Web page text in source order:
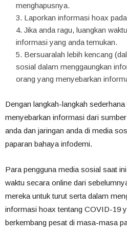
menghapusnya.
Laporkan informasi hoax
Jika anda ragu, luangkan
informasi yang anda temukan.
Bersuaralah lebih kencang
sosial dalam menggaungkan
orang yang menyebarkan
Dengan langkah-langkah
menyebarkan informasi dari
anda dan jaringan anda di media
paparan bahaya infodemi.
Para pengguna media sosial saat
waktu secara online dari
mereka untuk turut serta dalam
informasi hoax tentang COVID-19
berkembang pesat di masa-masa